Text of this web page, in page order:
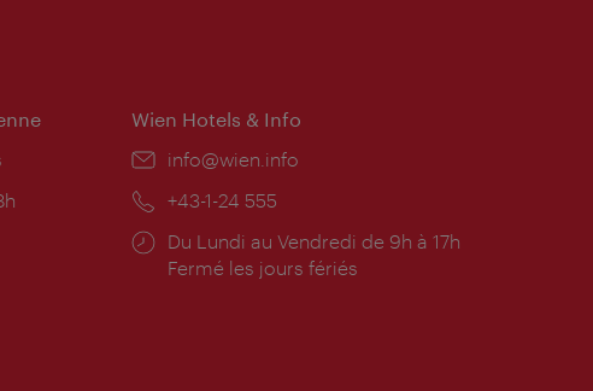
Wien Hotels & Info
E-
info@wien.info
Téléphone:
+43-1-24 555
Horaires
d'ouverture:
Du Lundi au Vendredi de 9h à 17h
Fermé les jours fériés